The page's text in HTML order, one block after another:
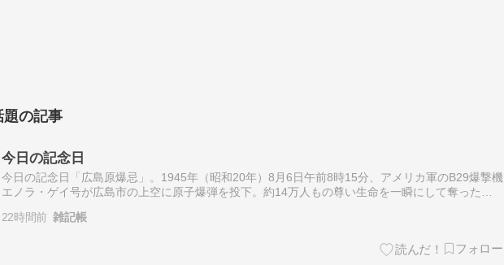
題の記事
今日の記念日
今日の記念日「広島原爆忌」。1945年（昭和20年）8月6日午前8時15分、アメリカ軍のB29爆撃機
エノラ・ゲイ号が広島市の上空に原子爆弾を投下。約14万人もの尊い生命を一瞬にして奪った。
「8…
22時間前 雑記帳